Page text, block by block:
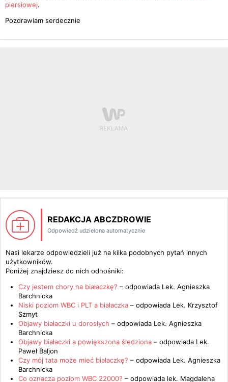
piersiowej.
Pozdrawiam serdecznie
REDAKCJA ABCZDROWIE
Odpowiedź udzielona automatycznie
Nasi lekarze odpowiedzieli już na kilka podobnych pytań innych
użytkowników.
Poniżej znajdziesz do nich odnośniki:
Czy jestem chory na białaczkę? – odpowiada Lek. Agnieszka
Barchnicka
Niski poziom WBC i PLT a białaczka – odpowiada Lek. Krzysztof
Szmyt
Objawy białaczki u dorosłych – odpowiada Lek. Agnieszka
Barchnicka
Objawy białaczki a powiększona śledziona – odpowiada Lek.
Paweł Baljon
Czy mój tata może mieć białaczkę? – odpowiada Lek. Agnieszka
Barchnicka
Co oznacza poziom WBC 22000? – odpowiada lek. Magdalena